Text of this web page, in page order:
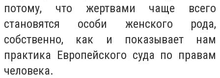
потому, что жертвами чаще всего
становятся особи женского рода,
собственно, как и показывает нам
практика Европейского суда по правам
человека.